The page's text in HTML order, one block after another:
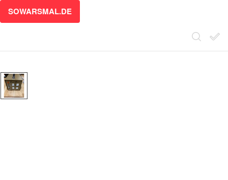
SOWARSMAL.DE